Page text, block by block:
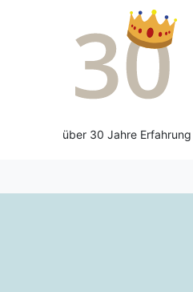
über 30 Jahre Erfahrung